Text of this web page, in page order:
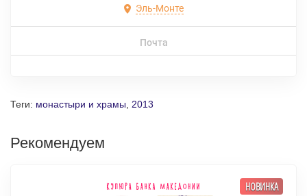
Эль-Монте
Почта
Теги: монастыри и храмы 2013
Рекомендуем
НОВИНКА